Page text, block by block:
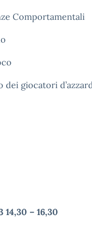
Comportamentali
giocatori
– 16,30